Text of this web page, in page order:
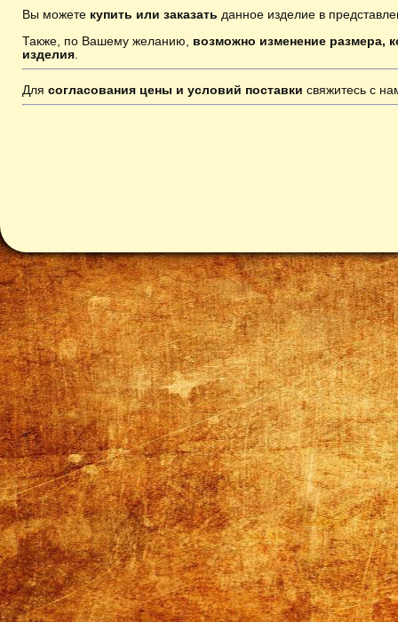
Вы можете купить или заказать данное изделие в
Также, по Вашему желанию, возможно изменение размера,
изделия
Для согласования цены и условий поставки свяжитесь с